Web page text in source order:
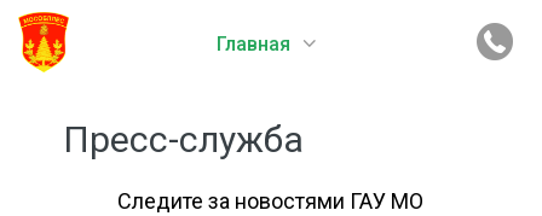
Главная
Пресс-служба
Следите за новостями ГАУ МО